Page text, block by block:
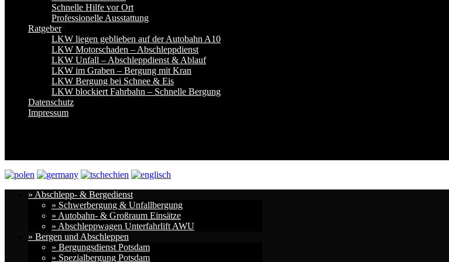
Schnelle Hilfe vor Ort
Professionelle Ausstattung
Ratgeber
LKW liegen geblieben auf der Autobahn A10
LKW Motorschaden – Abschleppdienst
LKW Unfall – Abschleppdienst & Ablauf
LKW im Graben – Bergung mit Kran
LKW Bergung bei Schnee & Eis
LKW blockiert Fahrbahn – Schnelle Bergung
Datenschutz
Impressum
» Abschlepp- & Bergedienst
» Schwerbergung & Unfallbergung
» Autobahn- & Großraum Einsätze
» Abschleppwagen Unterfahrlift AWU
» Bergen und Abschleppen
» Bergungsdienst Potsdam
» Spezialbergung Potsdam